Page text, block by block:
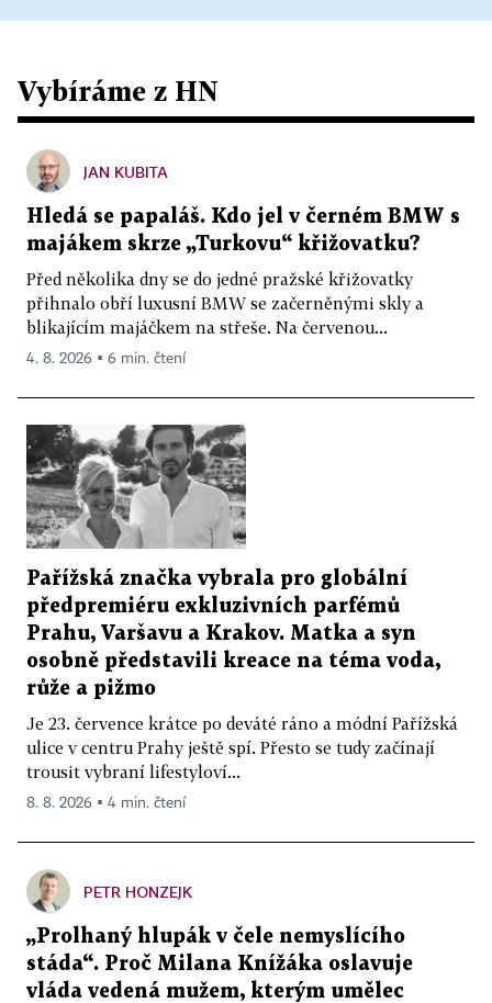
Vybíráme z HN
JAN KUBITA
Hledá se papaláš. Kdo jel v černém BMW s
majákem skrze „Turkovu“ křižovatku?
Před několika dny se do jedné pražské křižovatky
přihnalo obří luxusní BMW se začerněnými skly a
blikajícím majáčkem na střeše. Na červenou...
4. 8. 2026 ▪ 6 min. čtení
Pařížská značka vybrala pro globální
předpremiéru exkluzivních parfémů
Prahu, Varšavu a Krakov. Matka a syn
osobně představili kreace na téma voda,
růže a pižmo
Je 23. července krátce po deváté ráno a módní Pařížská
ulice v centru Prahy ještě spí. Přesto se tudy začínají
trousit vybraní lifestyloví...
8. 8. 2026 ▪ 4 min. čtení
PETR HONZEJK
„Prolhaný hlupák v čele nemyslícího
stáda“. Proč Milana Knížáka oslavuje
vláda vedená mužem, kterým umělec